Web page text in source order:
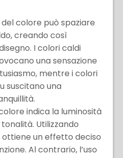
colore può spaziare
creando così
I colori caldi
una sensazione
mentre i colori
suscitano una
indica la luminosità
Utilizzando
ottiene un effetto deciso
Al contrario, l’uso